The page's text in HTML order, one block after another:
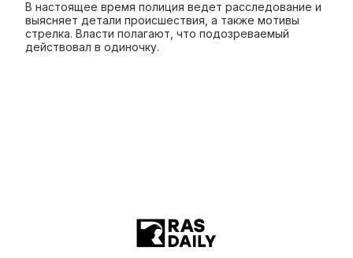
В настоящее время полиция ведет расследование и
выясняет детали происшествия, а также мотивы
стрелка. Власти полагают, что подозреваемый
действовал в одиночку.